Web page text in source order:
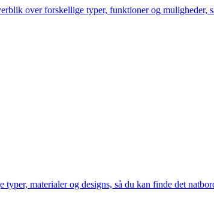
over forskellige typer, funktioner og muligheder,
materialer og designs, så du kan finde det